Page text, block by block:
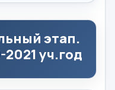
этап.
уч.год